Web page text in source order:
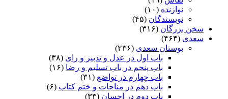
نوازنده (۱۰)
نویسندگان (۴۵)
سخن بزرگان (۳۱۶)
سعدی (۴۶۴)
بوستان سعدی (۲۳۶)
باب اول در عدل و تدبیر و رای (۳۸)
باب پنجم در باب تسلیم و رضا (۱۶)
باب چهارم در تواضع (۳۱)
باب دهم در مناجات و ختم کتاب (۶)
باب دوم در احسان (۳۳)